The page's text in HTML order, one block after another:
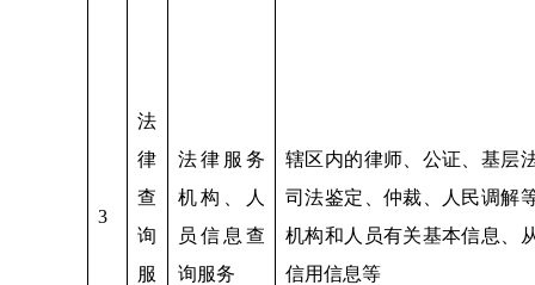
3
法
律
查
询
服
法律服务
机构、人
员信息查
询服务
辖区内的律师、公证、基层
司法鉴定、仲裁、人民调解
机构和人员有关基本信息、
信用信息等